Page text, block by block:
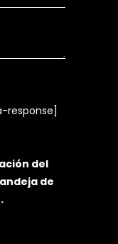
response]
del
de